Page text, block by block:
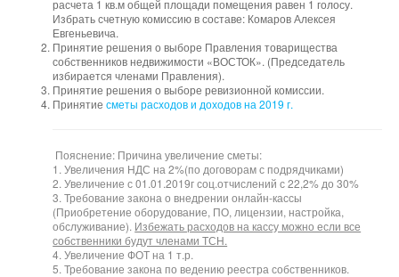
расчета 1 кв.м общей площади помещения равен 1 голосу.
Избрать счетную комиссию в составе: Комаров Алексея
Евгеньевича.
Принятие решения о выборе Правления товарищества
собственников недвижимости «ВОСТОК». (Председатель
избирается членами Правления).
Принятие решения о выборе ревизионной комиссии.
Принятиесметы расходов и доходов на 2019 г.
Пояснение: Причина увеличение сметы:
1. Увеличения НДС на 2%(по договорам с подрядчиками)
2. Увеличение с 01.01.2019г соц.отчислений с 22,2% до 30%
3. Требование закона о внедрении онлайн-кассы
(Приобретение оборудование, ПО, лицензии, настройка,
обслуживание). Избежать расходов на кассу можно если все
собственники будут членами ТСН.
4. Увеличение ФОТ на 1 т.р.
5. Требование закона по ведению реестра собственников.